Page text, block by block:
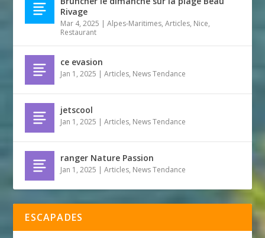
Rivage
Mar 4, 2025 |Alpes-Maritimes,Articles, Nice,
Restaurant
ce evasion
Jan 1, 2025 |Articles, News Tendance
jetscool
Jan 1, 2025 |Articles, News Tendance
ranger Nature Passion
Jan 1, 2025 |Articles, News Tendance
ESCAPADES